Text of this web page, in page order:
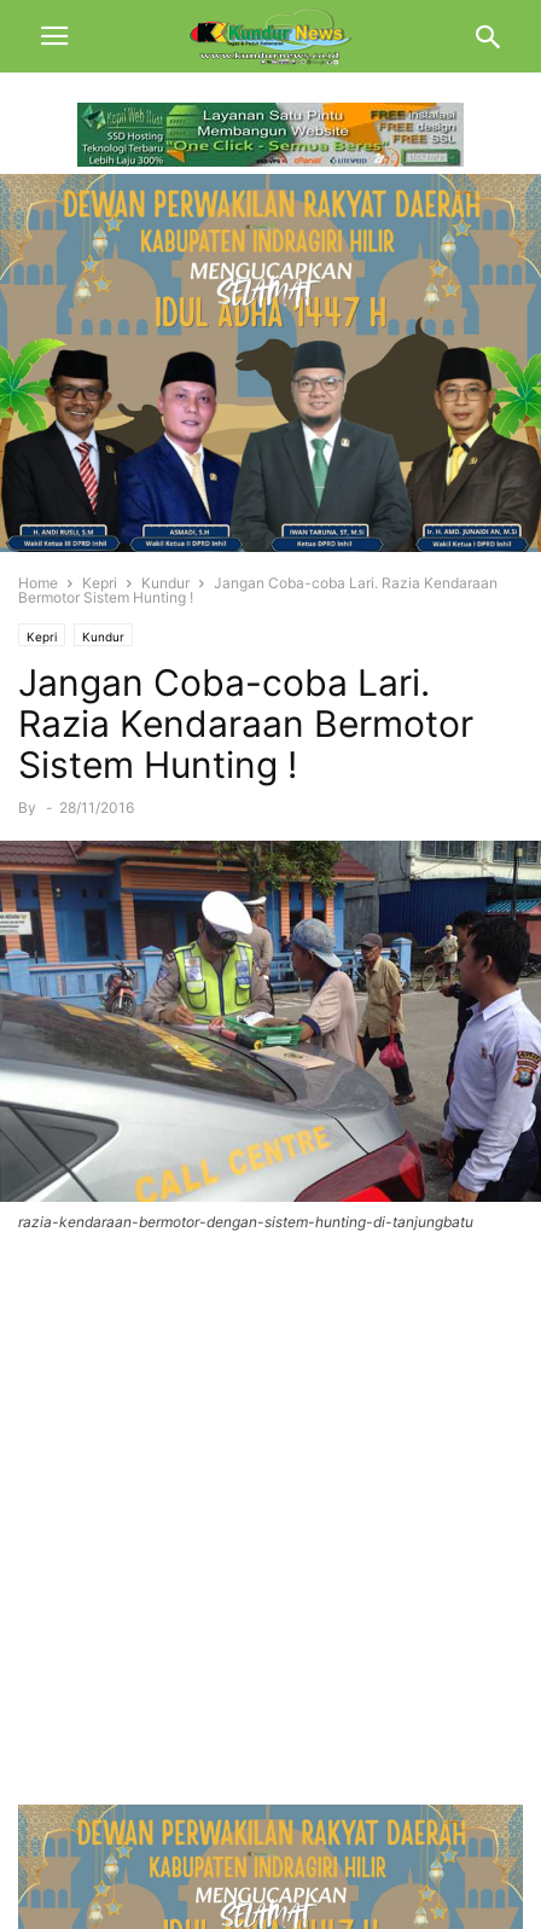
Home Kepri Kundur
Jangan Coba-coba Lari. Razia Kendaraan
Bermotor Sistem Hunting !
Kepri Kundur
Jangan Coba-coba Lari.
Razia Kendaraan Bermotor
Sistem Hunting !
By - 28/11/2016
razia-kendaraan-bermotor-dengan-sistem-hunting-di-tanjungbatu